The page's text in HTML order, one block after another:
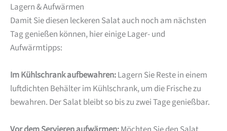
Lagern & Aufwärmen
Damit Sie diesen leckeren Salat auch noch am nächsten
Tag genießen können, hier einige Lager- und
Aufwärmtipps:
Im Kühlschrank aufbewahren:Lagern Sie Reste in einem
luftdichten Behälter im Kühlschrank, um die Frische zu
bewahren. Der Salat bleibt so bis zu zwei Tage genießbar.